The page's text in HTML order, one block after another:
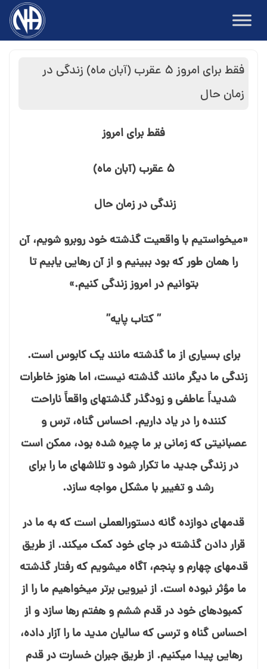
content
فقط برای امروز ۵ عقرب (آبان ماه) زندگی در
زمان حال
فقط برای امروز
۵ عقرب (آبان ماه)
زندگی در زمان حال
«می⁯خواستیم با واقعیت گذشته خود روبرو شویم، آن
را همان طور که بود ببینیم و از آن رهایی یابیم تا
بتوانیم در امروز زندگی کنیم.»
” کتاب پایه”
برای بسیاری از ما گذشته مانند یک کابوس است.
زندگی ما دیگر مانند گذشته نیست، اما هنوز خاطرات
شدیداً عاطفی و زودگذر گذشته⁯ای واقعاً ناراحت⁯
کننده را در یاد داریم. احساس گناه، ترس و
عصبانیتی که زمانی بر ما چیره شده بود، ممکن است
در زندگی جدید ما تکرار شود و تلاش⁯های ما را برای
رشد و تغییر با مشکل مواجه سازد.
قدمهای دوازده⁯ گانه دستورالعملی است که به ما در
قرار دادن گذشته در جای خود کمک می⁯کند. از طریق
قدمهای چهارم و پنجم، آگاه می⁯شویم که رفتار گذشته
ما مؤثر نبوده است. از نیرویی برتر می⁯خواهیم ما را از
کمبودهای خود در قدم ششم و هفتم رها سازد و از
احساس گناه و ترسی که سالیان مدید ما را آزار داده،
رهایی پیدا می⁯کنیم. از طریق جبران خسارت در قدم